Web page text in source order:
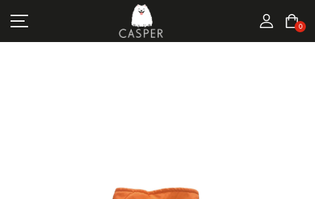
0
MARKALAR